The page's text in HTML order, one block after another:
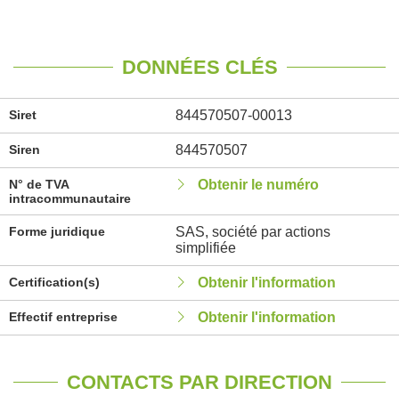
DONNÉES CLÉS
Siret 844570507-00013
Siren 844570507
N° de TVA
intracommunautaire
Obtenir le numéro
Forme juridique
SAS, société par actions
simplifiée
Certification(s) Obtenir l'information
Effectif entreprise Obtenir l'information
CONTACTS PAR DIRECTION